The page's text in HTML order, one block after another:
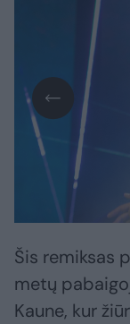
Šis remiksas
metų
Kaune, kur